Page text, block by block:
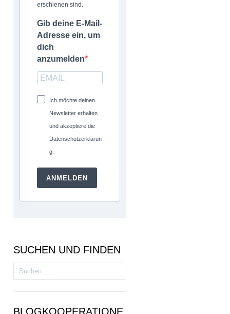
erschienen sind.
Gib deine E-Mail-
Adresse ein, um
dich
anzumelden
Ich möchte deinen
Newsletter erhalten
und akzeptiere die
Datenschutzerklärun
g.
ANMELDEN
SUCHEN UND FINDEN
Suchen
nach:
BLOGKOOPERATIONE